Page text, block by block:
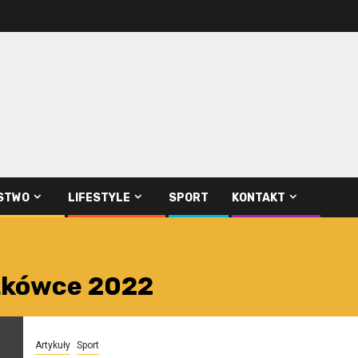
LIFESTYLE SPORT KONTAKT
2022
Artykuły Sport